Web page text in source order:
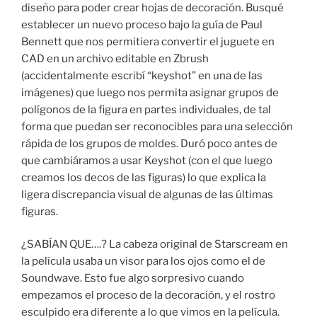
diseño para poder crear hojas de decoración. Busqué
establecer un nuevo proceso bajo la guía de Paul
Bennett que nos permitiera convertir el juguete en
CAD en un archivo editable en Zbrush
(accidentalmente escribí “keyshot” en una de las
imágenes) que luego nos permita asignar grupos de
polígonos de la figura en partes individuales, de tal
forma que puedan ser reconocibles para una selección
rápida de los grupos de moldes. Duró poco antes de
que cambiáramos a usar Keyshot (con el que luego
creamos los decos de las figuras) lo que explica la
ligera discrepancia visual de algunas de las últimas
figuras.
¿SABÍAN QUE….? La cabeza original de Starscream en
la película usaba un visor para los ojos como el de
Soundwave. Esto fue algo sorpresivo cuando
empezamos el proceso de la decoración, y el rostro
esculpido era diferente a lo que vimos en la película.